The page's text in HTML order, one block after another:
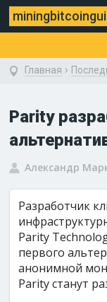
Главная ›
Parity
Александр
Разработчик
Parity
первого
анонимной
Parity станут